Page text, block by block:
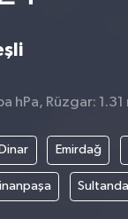
hPa, Rüzgar:
Dinar Emirdağ